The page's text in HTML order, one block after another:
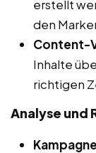
erstellt
den
Content-
Inhalte
richtigen
Analyse und